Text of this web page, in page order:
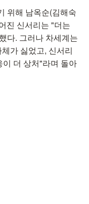
위해 남옥순(김해숙
진 신서리는 "더는
다. 그러나 차세계는
가 싫었고, 신서리
더 상처"라며 돌아